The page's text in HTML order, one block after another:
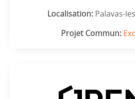
Localisation: Palavas-
Projet Commun: